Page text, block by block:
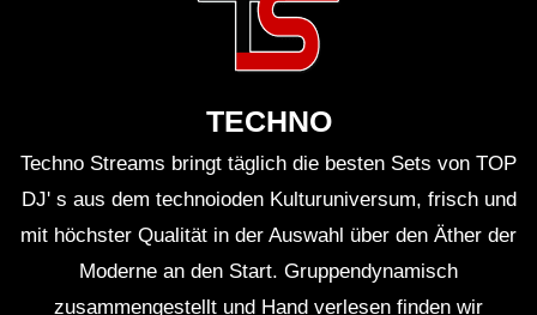
dem Video kannst du z.B. denKlubnetz Dresden e.V.
unterstützen. Definitiv solltest Du Auftritte besuchen
TECHNO
Techno Streams bringt täglich die besten Sets von TOP
DJ' s aus dem technoioden Kulturuniversum, frisch und
mit höchster Qualität in der Auswahl über den Äther der
Moderne an den Start. Gruppendynamisch
zusammengestellt und Hand verlesen finden wir